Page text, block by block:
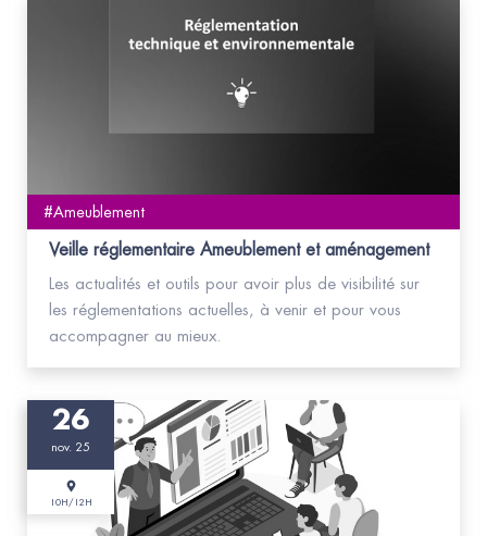
#Ameublement
Veille réglementaire Ameublement et aménagement
Les actualités et outils pour avoir plus de visibilité sur
les réglementations actuelles, à venir et pour vous
accompagner au mieux.
26
nov. 25
10H/12H